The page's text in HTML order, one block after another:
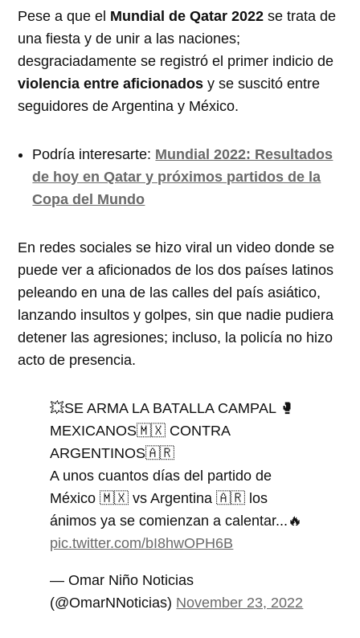
Pese a que el Mundial de Qatar 2022 se trata de
una fiesta y de unir a las naciones;
desgraciadamente se registró el primer indicio de
violencia entre aficionados y se suscitó entre
seguidores de Argentina y México.
Podría interesarte: Mundial 2022: Resultados
de hoy en Qatar y próximos partidos de la
Copa del Mundo
En redes sociales se hizo viral un video donde se
puede ver a aficionados de los dos países latinos
peleando en una de las calles del país asiático,
lanzando insultos y golpes, sin que nadie pudiera
detener las agresiones; incluso, la policía no hizo
acto de presencia.
💥SE ARMA LA BATALLA CAMPAL 🥊
MEXICANOS🇲🇽 CONTRA
ARGENTINOS🇦🇷
A unos cuantos días del partido de
México 🇲🇽 vs Argentina 🇦🇷 los
ánimos ya se comienzan a calentar...🔥
pic.twitter.com/bI8hwOPH6B
— Omar Niño Noticias
(@OmarNNoticias) November 23, 2022